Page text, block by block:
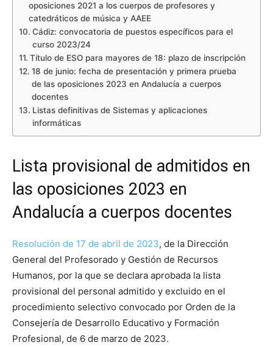
oposiciones 2021 a los cuerpos de profesores y
catedráticos de música y AAEE
Cádiz: convocatoria de puestos específicos para el
curso 2023/24
Título de ESO para mayores de 18: plazo de inscripción
18 de junio: fecha de presentación y primera prueba
de las oposiciones 2023 en Andalucía a cuerpos
docentes
Listas definitivas de Sistemas y aplicaciones
informáticas
Lista provisional de admitidos en
las oposiciones 2023 en
Andalucía a cuerpos docentes
Resolución de 17 de abril de 2023, de la Dirección
General del Profesorado y Gestión de Recursos
Humanos, por la que se declara aprobada la lista
provisional del personal admitido y excluido en el
procedimiento selectivo convocado por Orden de la
Consejería de Desarrollo Educativo y Formación
Profesional, de 6 de marzo de 2023.